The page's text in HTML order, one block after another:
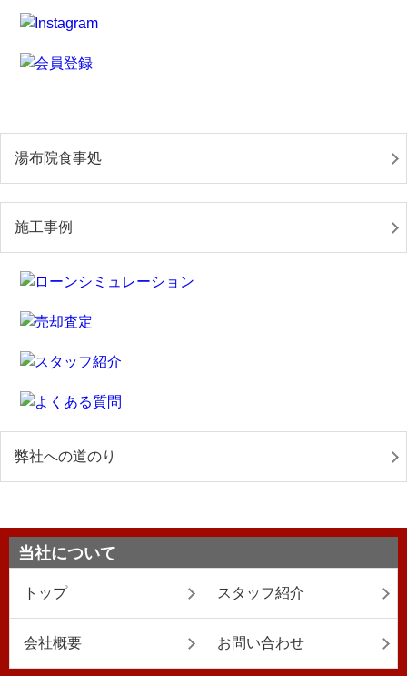
湯布院食事処
施工事例
弊社への道のり
当社について
トップ スタッフ紹介
会社概要 お問い合わせ